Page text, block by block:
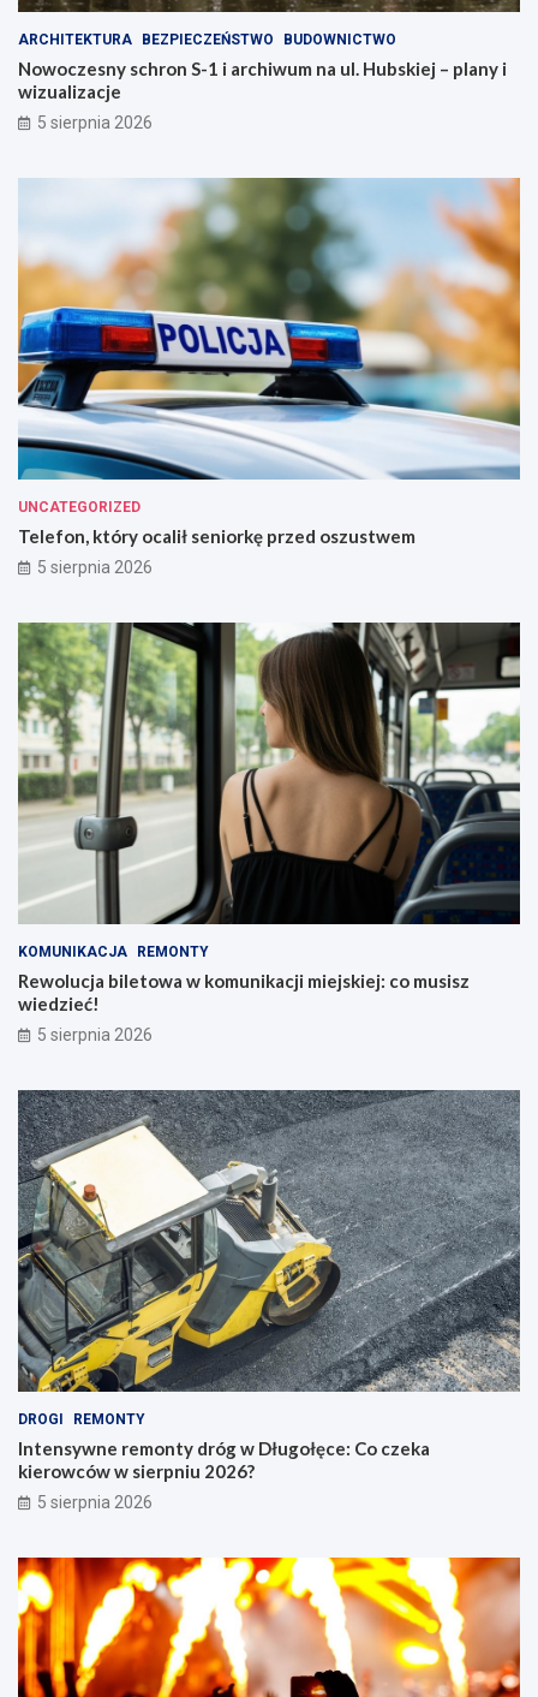
ARCHITEKTURA BEZPIECZEŃSTWO BUDOWNICTWO
Nowoczesny schron S-1 i archiwum na ul. Hubskiej – plany i
wizualizacje
5 sierpnia 2026
UNCATEGORIZED
Telefon, który ocalił seniorkę przed oszustwem
5 sierpnia 2026
KOMUNIKACJA REMONTY
Rewolucja biletowa w komunikacji miejskiej: co musisz
wiedzieć!
5 sierpnia 2026
DROGI REMONTY
Intensywne remonty dróg w Długołęce: Co czeka
kierowców w sierpniu 2026?
5 sierpnia 2026